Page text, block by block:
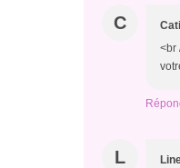
C
<br
L